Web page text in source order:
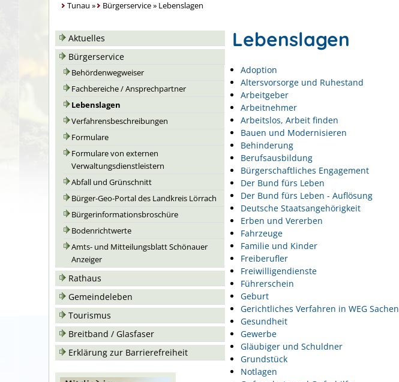
Tunau » Bürgerservice» Lebenslagen
Aktuelles
Bürgerservice
Behördenwegweiser
Fachbereiche / Ansprechpartner
Lebenslagen
Verfahrensbeschreibungen
Formulare
Formulare von externen
Verwaltungsdienstleistern
Abfall und Grünschnitt
Bürger-Geo-Portal des Landkreis Lörrach
Bürgerinformationsbroschüre
Bodenrichtwerte
Amts- und Mitteilungsblatt Schönauer
Anzeiger
Rathaus
Gemeindeleben
Tourismus
Breitband / Glasfaser
Erklärung zur Barrierefreiheit
Lebenslagen
Adoption
Altersvorsorge und Ruhestand
Arbeitgeber
Arbeitnehmer
Arbeitslos, Arbeit finden
Bauen und Modernisieren
Behinderung
Berufsausbildung
Bürgerschaftliches Engagement
Der Bund fürs Leben
Der Bund fürs Leben - Auflösung
Deutsche Staatsangehörigkeit
Erben und Vererben
Fahrzeuge
Familie und Kinder
Freiberufler
Freiwilligendienste
Führerschein
Geburt
Gerichtliches Verfahren in WEG Sachen
Gesundheit
Gewerbe
Gläubiger und Schuldner
Grundstück
Notlagen